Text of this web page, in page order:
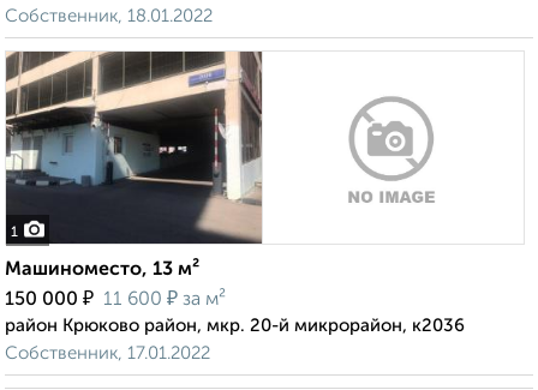
Собственник, 18.01.2022
1
Машиноместо, 13 м²
150 000 ₽ 11 600 ₽ за м²
район Крюково район, мкр. 20-й микрорайон, к2036
Собственник, 17.01.2022